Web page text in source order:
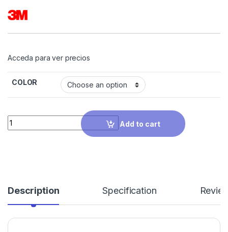
Acceda para ver precios
COLOR
Quantity
Add to cart
Description Specification